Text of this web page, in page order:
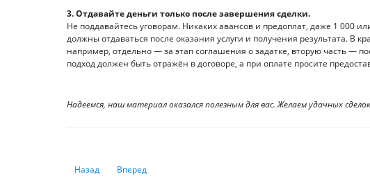
3. Отдавайте деньги только после завершения сделки.
Не поддавайтесь уговорам. Никаких авансов и предоплат, даже 1 000
должны отдаваться после оказания услуги и получения результата. В
например, отдельно — за этап соглашения о задатке, вторую часть —
подход должен быть отражён в договоре, а при оплате просите
Надеемся, наш материал оказался полезным для вас. Желаем удачных
Предыдущий: Аргументы против раннего выхода на пенсию
Назад Следующий: Последствия запрета на неустойки и комиссии
Вперед